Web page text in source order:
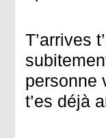
T’arrives
personne
t’es déjà